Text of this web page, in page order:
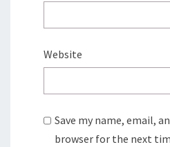
Website
Save my name, email,
browser for the next